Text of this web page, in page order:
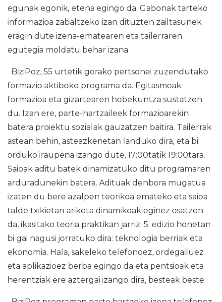
egunak egonik, etena egingo da. Gabonak tarteko
informazioa zabaltzeko izan dituzten zailtasunek
eragin dute izena-ematearen eta tailerraren
egutegia moldatu behar izana.
BiziPoz, 55 urtetik gorako pertsonei zuzendutako
formazio aktiboko programa da. Egitasmoak
formazioa eta gizartearen hobekuntza sustatzen
du. Izan ere, parte-hartzaileek formazioarekin
batera proiektu sozialak gauzatzen baitira. Tailerrak
astean behin, asteazkenetan landuko dira, eta bi
orduko iraupena izango dute, 17:00tatik 19:00tara.
Saioak aditu batek dinamizatuko ditu programaren
arduradunekin batera. Adituak denbora mugatua
izaten du bere azalpen teorikoa emateko eta saioa
talde txikietan ariketa dinamikoak eginez osatzen
da, ikasitako teoria praktikan jarriz. 5. edizio honetan
bi gai nagusi jorratuko dira: teknologia berriak eta
ekonomia. Hala, sakeleko telefonoez, ordegailuez
eta aplikazioez berba egingo da eta pentsioak eta
herentziak ere aztergai izango dira, besteak beste.